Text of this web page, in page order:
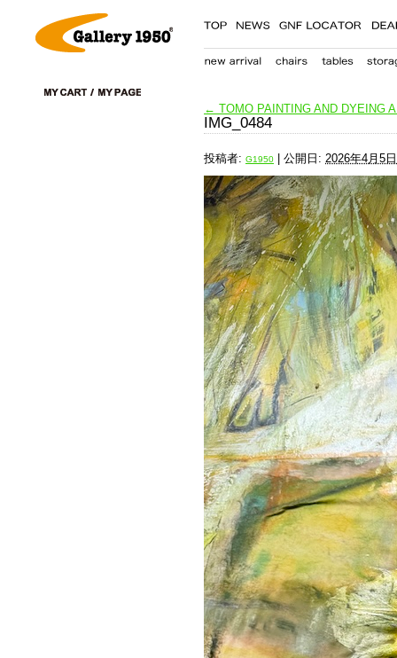
← TOMO PAINTING AND DYEING
IMG_0484
投稿者: G1950 公開日: 2026年4月5日